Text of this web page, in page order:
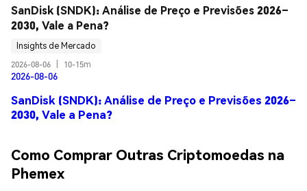
SanDisk (SNDK): Análise de Preço e Previsões 2026–
2030, Vale a Pena?
Insights de Mercado
2026-08-06
10-15m
2026-08-06
SanDisk (SNDK): Análise de Preço e Previsões 2026–
2030, Vale a Pena?
Como Comprar Outras Criptomoedas na
Phemex